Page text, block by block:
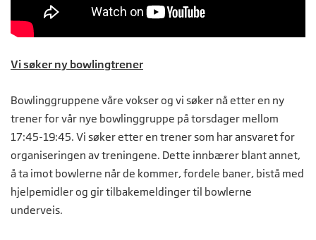
Vi søker ny bowlingtrener
Bowlinggruppene våre vokser og vi søker nå etter en ny
trener for vår nye bowlinggruppe på torsdager mellom
17:45-19:45. Vi søker etter en trener som har ansvaret for
organiseringen av treningene. Dette innbærer blant annet,
å ta imot bowlerne når de kommer, fordele baner, bistå med
hjelpemidler og gir tilbakemeldinger til bowlerne
underveis.